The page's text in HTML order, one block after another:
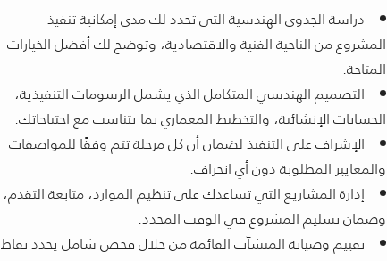
دراسة الجدوى الهندسية التي تحدد لك مدى إمكانية تنفيذ
المشروع من الناحية الفنية والاقتصادية، وتوضح لك أفضل الخيارات
المتاحة.
التصميم الهندسي المتكامل الذي يشمل الرسومات التنفيذية،
الحسابات الإنشائية، والتخطيط المعماري بما يتناسب مع احتياجاتك.
الإشراف على التنفيذ لضمان أن كل مرحلة تتم وفقًا للمواصفات
والمعايير المطلوبة دون أي انحراف.
إدارة المشاريع التي تساعدك على تنظيم الموارد، متابعة التقدم،
وضمان تسليم المشروع في الوقت المحدد.
تقييم وصيانة المنشآت القائمة من خلال فحص شامل يحدد نقاط